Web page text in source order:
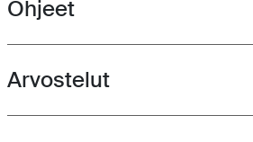
Toggle guides and instructions
Ohjeet
Toggle overview
Arvostelut